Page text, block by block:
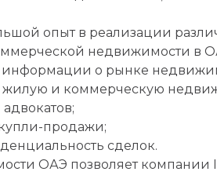
опыт в реализации
недвижимости в
информации о рынке
и коммерческую
продажи;
сделок.
ОАЭ позволяет компании